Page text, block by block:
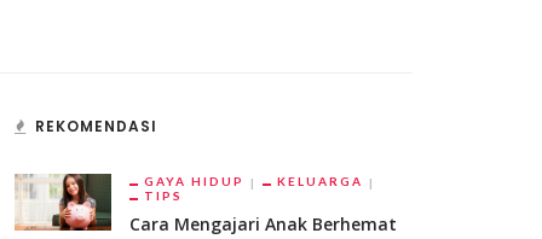
REKOMENDASI
GAYA HIDUP
KELUARGA
TIPS
Cara Mengajari Anak Berhemat